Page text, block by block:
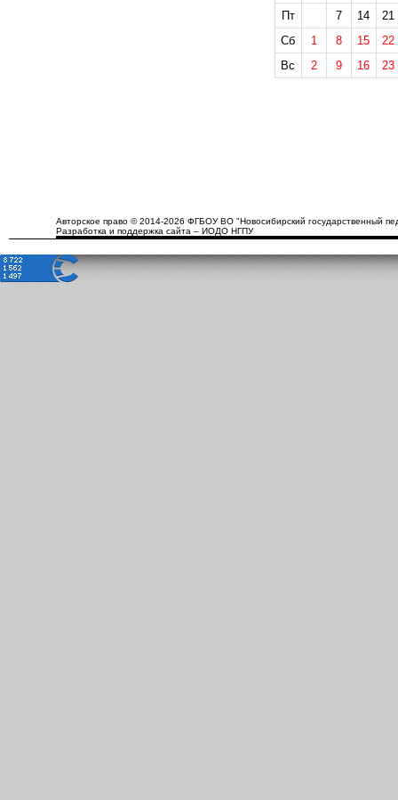
Пт
7 14
21
Сб
1 8 15
22
Вс
2 9 16 23
Авторское право © 2014-2026 ФГБОУ ВО "Новосибирский государственный
Разработка и поддержка сайта – ИОДО НГПУ